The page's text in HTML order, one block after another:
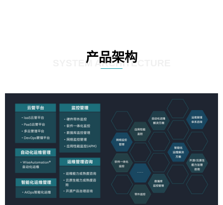
产品架构
SYSTEM ARCHITECTURE